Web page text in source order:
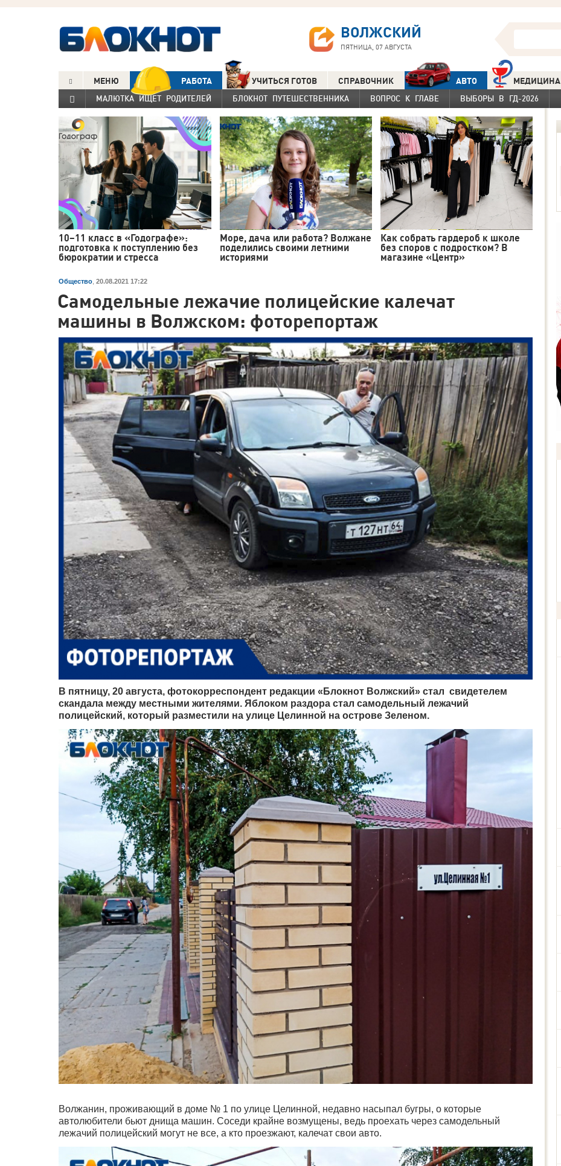
ВОЛЖСКИЙ
ПЯТНИЦА, 07 АВГУСТА
МЕНЮ РАБОТА УЧИТЬСЯ ГОТОВ СПРАВОЧНИК АВТО МЕДИЦИНА
МАЛЮТКА ИЩЕТ РОДИТЕЛЕЙ БЛОКНОТ ПУТЕШЕСТВЕННИКА ВОПРОС К ГЛАВЕ ВЫБОРЫ В ГД-2026
10–11 класс в «Годографе»:
подготовка к поступлению без
бюрократии и стресса
Море, дача или работа? Волжане
поделились своими летними
историями
Как собрать гардероб к школе
без споров с подростком? В
магазине «Центр»
Общество 20.08.2021 17:22
Самодельные лежачие полицейские калечат
машины в Волжском: фоторепортаж
В пятницу, 20 августа, фотокорреспондент редакции «Блокнот Волжский» стал свидетелем
скандала между местными жителями. Яблоком раздора стал самодельный лежачий
полицейский, который разместили на улице Целинной на острове Зеленом.
Волжанин, проживающий в доме № 1 по улице Целинной, недавно насыпал бугры, о которые
автолюбители бьют днища машин. Соседи крайне возмущены, ведь проехать через самодельный
лежачий полицейский могут не все, а кто проезжают, калечат свои авто.